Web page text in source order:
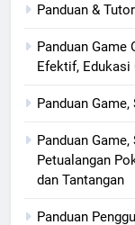
Panduan &
Panduan Game
Efektif, Edukasi
Panduan
Panduan
Petualangan
dan Tantangan
Panduan